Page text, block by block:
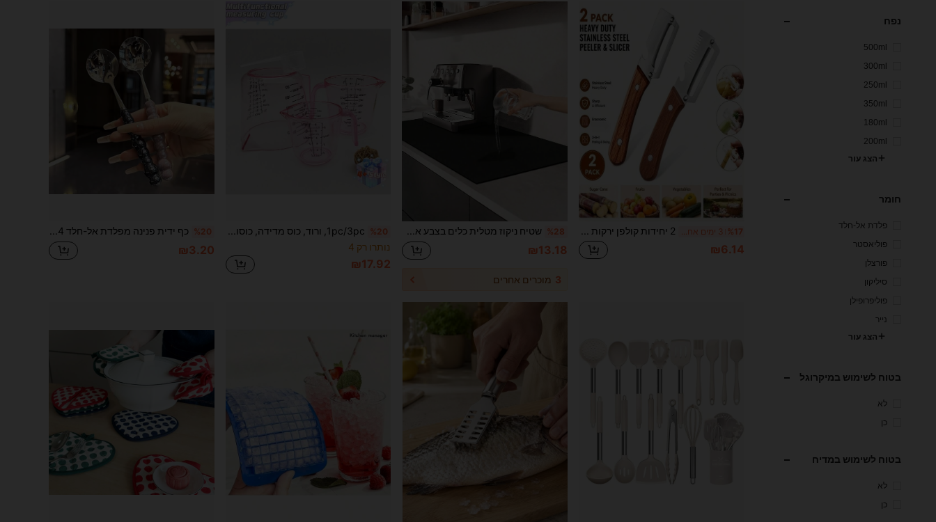
נפח
500ml
300ml
250ml
350ml
180ml
200ml
הצג עור
חומר
פלדת אל-חלד
פוליאסטר
פורצלן
סיליקון
פוליפרופילן
נייר
הצג עור
בטוח לשימוש במיקרוגל
לא
כן
בטוח לשימוש במדיח
לא
כן
%17 3 ימים אחרונים
₪6.14
%28
₪13.18
3 מוכרים אחרים
%20
נותרו רק 4
₪17.92
%20
₪3.20